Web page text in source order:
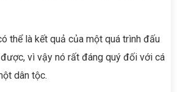
thể là kết quả của một quá trình đấu
vì vậy nó rất đáng quý đối với cá
dân tộc.